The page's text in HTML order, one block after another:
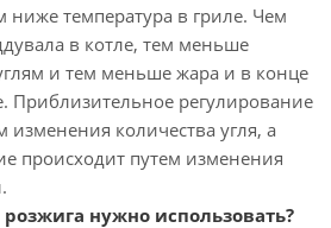
ниже температура в гриле. Чем
в котле, тем меньше
и тем меньше жара и в конце
Приблизительное регулирование
изменения количества угля, а
происходит путем изменения
розжига нужно использовать?